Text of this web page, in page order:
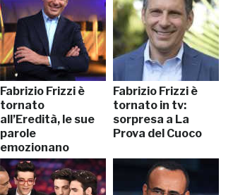
Fabrizio Frizzi è
tornato
all’Eredità, le sue
parole
emozionano
Fabrizio Frizzi è
tornato in tv:
sorpresa a La
Prova del Cuoco